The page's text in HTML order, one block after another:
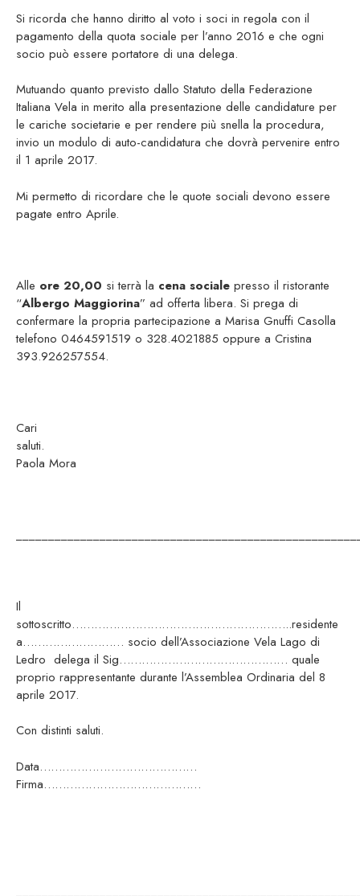
Si ricorda che hanno diritto al voto i soci in regola con il
pagamento della quota sociale per l’anno 2016 e che ogni
socio può essere portatore di una delega.
Mutuando quanto previsto dallo Statuto della Federazione
Italiana Vela in merito alla presentazione delle candidature per
le cariche societarie e per rendere più snella la procedura,
invio un modulo di auto-candidatura che dovrà pervenire entro
il 1 aprile 2017.
Mi permetto di ricordare che le quote sociali devono essere
pagate entro Aprile.
Alle ore 20,00 si terrà la cena sociale presso il ristorante
“Albergo Maggiorina” ad offerta libera. Si prega di
confermare la propria partecipazione a Marisa Gnuffi Casolla
telefono 0464591519 o 328.4021885 oppure a Cristina
393.926257554.
Cari
Paola Mora
Il
sottoscritto…………………………………………………..residente
a……………………… socio dell’Associazione Vela Lago di
Ledro delega il Sig……………………………………… quale
proprio rappresentante durante l’Assemblea Ordinaria del 8
aprile 2017.
Con distinti saluti.
Data……………………………………
Firma……………………………………